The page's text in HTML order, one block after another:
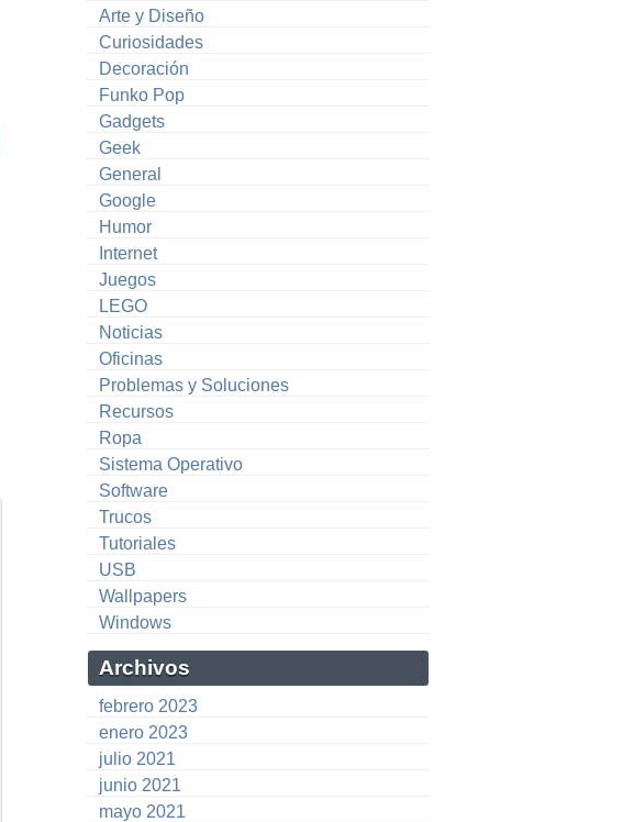
Arte y Diseño
Curiosidades
Decoración
Funko Pop
Gadgets
Geek
General
Google
Humor
Internet
Juegos
LEGO
Noticias
Oficinas
Problemas y Soluciones
Recursos
Ropa
Sistema Operativo
Software
Trucos
Tutoriales
USB
Wallpapers
Windows
Archivos
febrero 2023
enero 2023
julio 2021
junio 2021
mayo 2021